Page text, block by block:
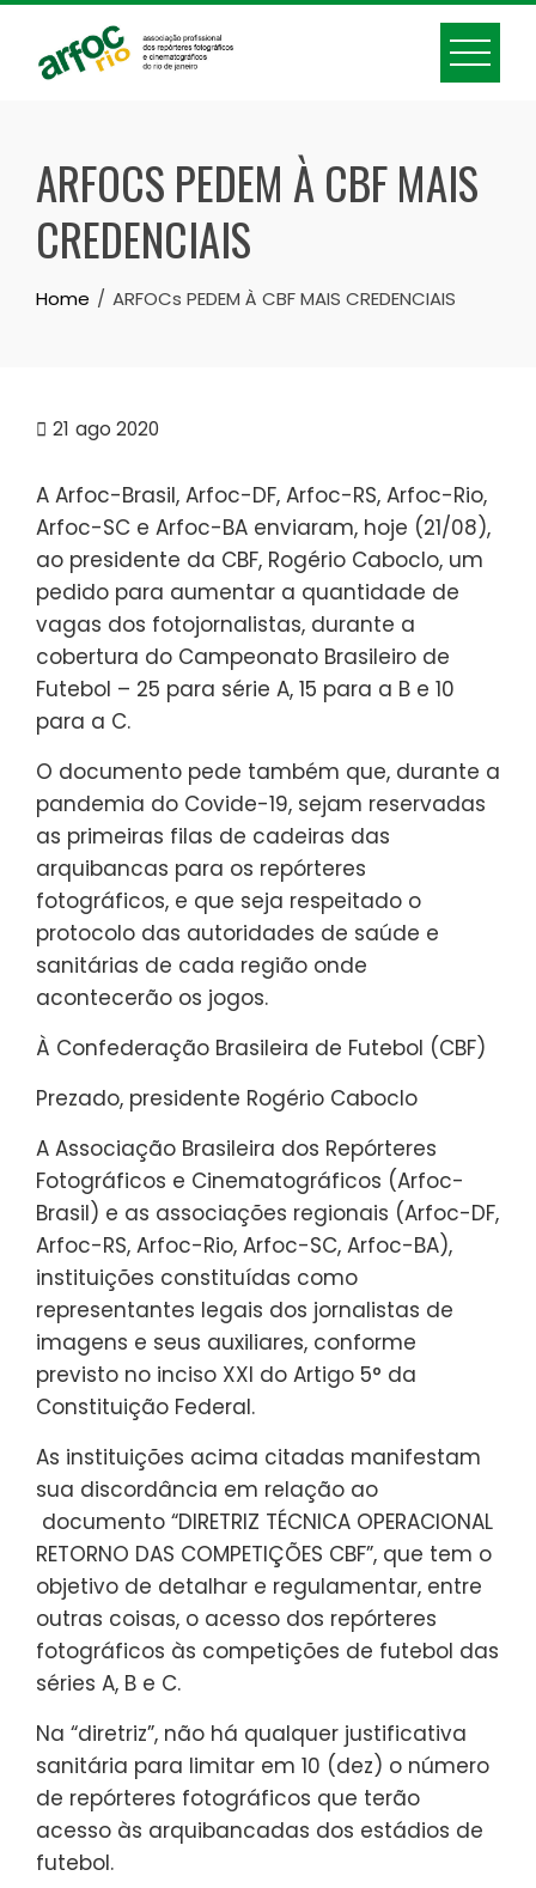
Skip
content
ARFOCS PEDEM À CBF MAIS
CREDENCIAIS
Home ARFOCs PEDEM À CBF MAIS CREDENCIAIS
21 ago 2020
A Arfoc-Brasil, Arfoc-DF, Arfoc-RS, Arfoc-Rio,
Arfoc-SC e Arfoc-BA enviaram, hoje (21/08),
ao presidente da CBF, Rogério Caboclo, um
pedido para aumentar a quantidade de
vagas dos fotojornalistas, durante a
cobertura do Campeonato Brasileiro de
Futebol – 25 para série A, 15 para a B e 10
para a C.
O documento pede também que, durante a
pandemia do Covide-19, sejam reservadas
as primeiras filas de cadeiras das
arquibancas para os repórteres
fotográficos, e que seja respeitado o
protocolo das autoridades de saúde e
sanitárias de cada região onde
acontecerão os jogos.
À Confederação Brasileira de Futebol (CBF)
Prezado, presidente Rogério Caboclo
A Associação Brasileira dos Repórteres
Fotográficos e Cinematográficos (Arfoc-
Brasil) e as associações regionais (Arfoc-DF,
Arfoc-RS, Arfoc-Rio, Arfoc-SC, Arfoc-BA),
instituições constituídas como
representantes legais dos jornalistas de
imagens e seus auxiliares, conforme
previsto no inciso XXI do Artigo 5° da
Constituição Federal.
As instituições acima citadas manifestam
sua discordância em relação ao
documento “DIRETRIZ TÉCNICA OPERACIONAL
RETORNO DAS COMPETIÇÕES CBF”, que tem o
objetivo de detalhar e regulamentar, entre
outras coisas, o acesso dos repórteres
fotográficos às competições de futebol das
séries A, B e C.
Na “diretriz”, não há qualquer justificativa
sanitária para limitar em 10 (dez) o número
de repórteres fotográficos que terão
acesso às arquibancadas dos estádios de
futebol.